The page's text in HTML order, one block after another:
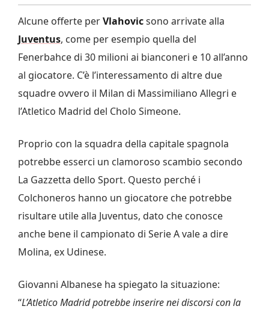
Alcune offerte perVlahovicsono arrivate alla
Juventus, come per esempio quella del
Fenerbahce di 30 milioni ai bianconeri e 10 all’anno
al giocatore. C’è l’interessamento di altre due
squadre ovvero il Milan di Massimiliano Allegri e
l’Atletico Madrid del Cholo Simeone.
Proprio con la squadra della capitale spagnola
potrebbe esserci un clamoroso scambio secondo
La Gazzetta dello Sport. Questo perché i
Colchoneros hanno un giocatore che potrebbe
risultare utile alla Juventus, dato che conosce
anche bene il campionato di Serie A vale a dire
Molina, ex Udinese.
Giovanni Albanese ha spiegato la situazione:
“L’Atletico Madrid potrebbe inserire nei discorsi con la